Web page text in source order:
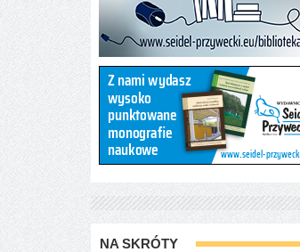
NA SKRÓTY